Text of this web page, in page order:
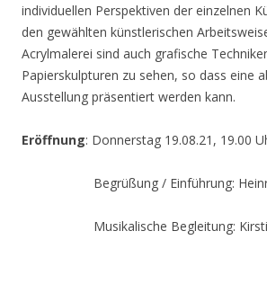
individuellen Perspektiven der einzelnen
den gewählten künstlerischen
Acrylmalerei sind auch grafische
Papierskulpturen zu sehen, so dass eine
Ausstellung präsentiert werden kann.
Eröffnung: Donnerstag 19.08.21, 19.00
Begrüßung / Einführung:
Musikalische Begleitung: